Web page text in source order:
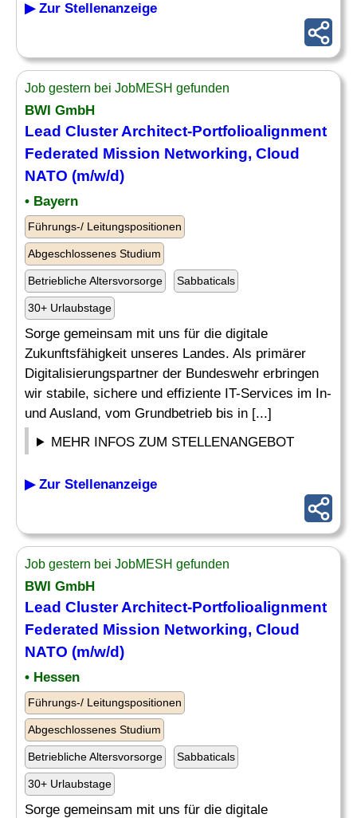
▶ Zur Stellenanzeige
Job gestern bei JobMESH gefunden
BWI GmbH
Lead Cluster Architect-Portfolioalignment
Federated Mission Networking, Cloud
NATO (m/w/d)
• Bayern
Führungs-/ Leitungspositionen
Abgeschlossenes Studium
Betriebliche Altersvorsorge Sabbaticals
30+ Urlaubstage
Sorge gemeinsam mit uns für die digitale
Zukunftsfähigkeit unseres Landes. Als primärer
Digitalisierungspartner der Bundeswehr erbringen
wir stabile, sichere und effiziente IT-Services im In-
und Ausland, vom Grundbetrieb bis in [...]
MEHR INFOS ZUM STELLENANGEBOT
▶ Zur Stellenanzeige
Job gestern bei JobMESH gefunden
BWI GmbH
Lead Cluster Architect-Portfolioalignment
Federated Mission Networking, Cloud
NATO (m/w/d)
• Hessen
Führungs-/ Leitungspositionen
Abgeschlossenes Studium
Betriebliche Altersvorsorge Sabbaticals
30+ Urlaubstage
Sorge gemeinsam mit uns für die digitale